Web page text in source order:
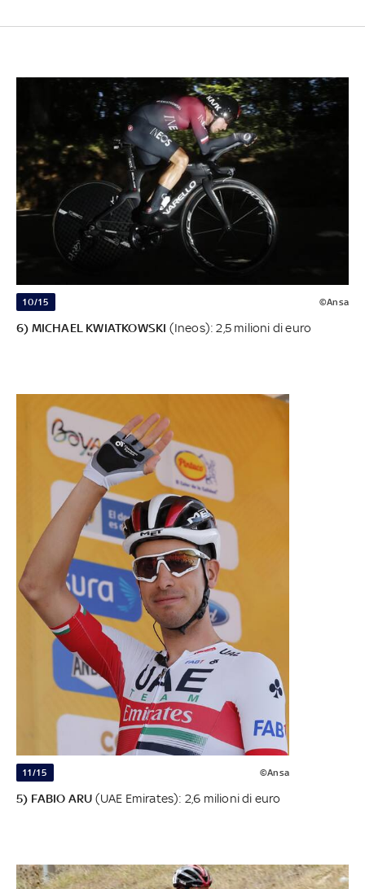
10/15 ©Ansa
6) MICHAEL KWIATKOWSKI (Ineos): 2,5 milioni di euro
11/15 ©Ansa
5) FABIO ARU (UAE Emirates): 2,6 milioni di euro